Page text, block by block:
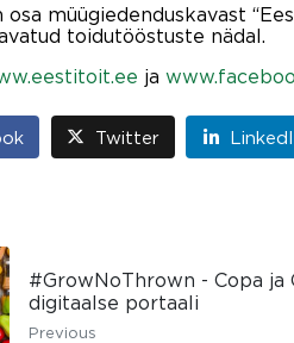
osa müügiedenduskavast
toidutööstuste nädal.
ja
Twitter
#GrowNoThrown - Copa ja
digitaalse portaali
Previous